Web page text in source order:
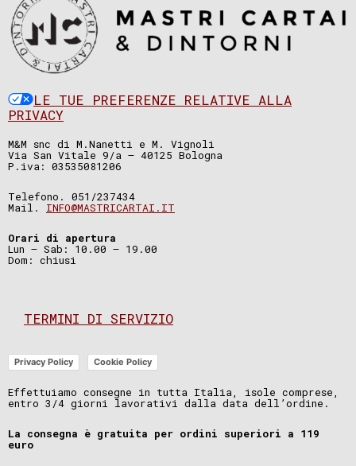
LE TUE PREFERENZE RELATIVE ALLA
PRIVACY
M&M snc di M.Nanetti e M. Vignoli
Via San Vitale 9/a – 40125 Bologna
P.iva: 03535081206
Telefono. 051/237434
Mail. INFO@MASTRICARTAI.IT
Orari di apertura
Lun – Sab: 10.00 – 19.00
Dom: chiusi
TERMINI DI SERVIZIO
Privacy Policy Cookie Policy
Effettuiamo consegne in tutta Italia, isole comprese,
entro 3/4 giorni lavorativi dalla data dell’ordine.
La consegna è gratuita per ordini superiori a 119
euro